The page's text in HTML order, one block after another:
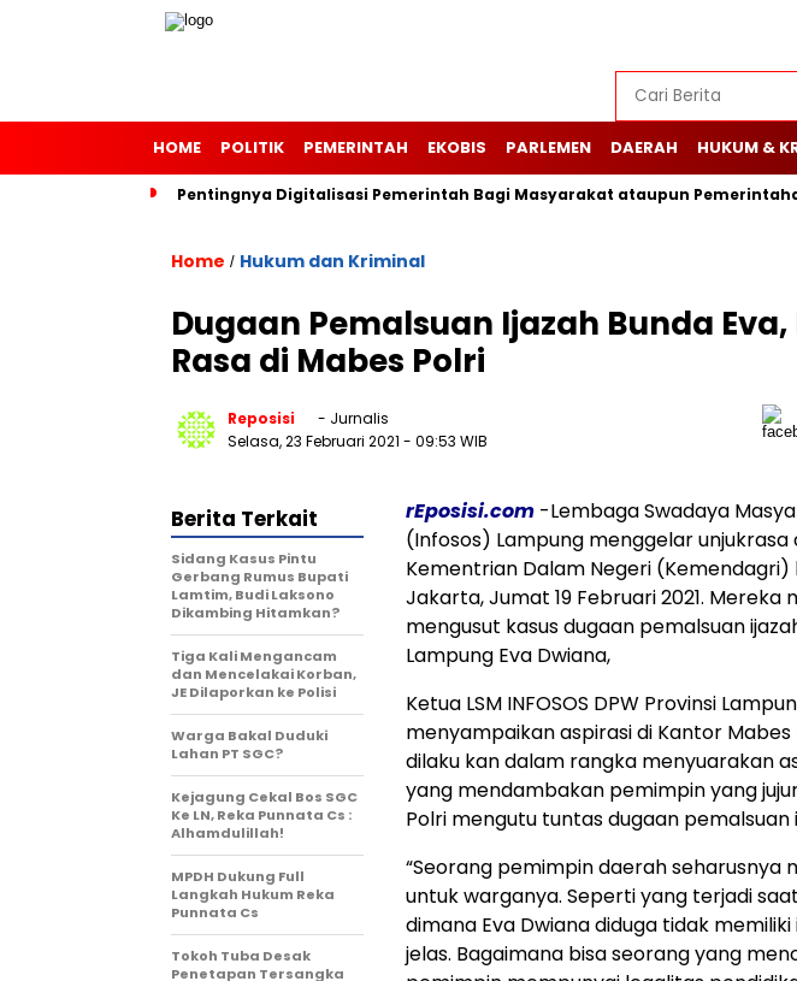
HOME POLITIK PEMERINTAH EKOBIS PARLEMEN DAERAH HUKUM &
Pentingnya Digitalisasi Pemerintah Bagi Masyarakat ataupun
Home / Hukum dan Kriminal
Dugaan Pemalsuan Ijazah Bunda
Rasa di Mabes Polri
Reposisi
- Jurnalis
Selasa, 23 Februari 2021 - 09:53 WIB
rEposisi.com -Lembaga Swadaya
(Infosos) Lampung menggelar unjukrasa
Kementrian Dalam Negeri
Jakarta, Jumat 19 Februari 2021. Mereka
mengusut kasus dugaan pemalsuan
Lampung Eva Dwiana,
Ketua LSM INFOSOS DPW Provinsi
menyampaikan aspirasi di Kantor
dilaku kan dalam rangka menyuarakan
yang mendambakan pemimpin yang
Polri mengutu tuntas dugaan pemalsuan
“Seorang pemimpin daerah seharusnya
untuk warganya. Seperti yang terjadi
dimana Eva Dwiana diduga tidak
jelas. Bagaimana bisa seorang yang
Berita Terkait
Sidang Kasus Pintu
Gerbang Rumus Bupati
Lamtim, Budi Laksono
Dikambing Hitamkan?
Tiga Kali Mengancam
dan Mencelakai Korban,
JE Dilaporkan ke Polisi
Warga Bakal Duduki
Lahan PT SGC?
Kejagung Cekal Bos SGC
Ke LN, Reka Punnata Cs :
Alhamdulillah!
MPDH Dukung Full
Langkah Hukum Reka
Punnata Cs
Tokoh Tuba Desak
Penetapan Tersangka